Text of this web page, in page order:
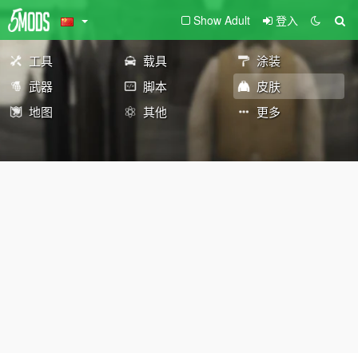
Show Adult 登入
工具 载具
涂装
武器
脚本
皮肤
地图
其他 更多